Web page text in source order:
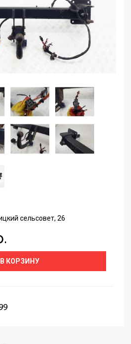
сельсовет, 26
В КОРЗИНУ